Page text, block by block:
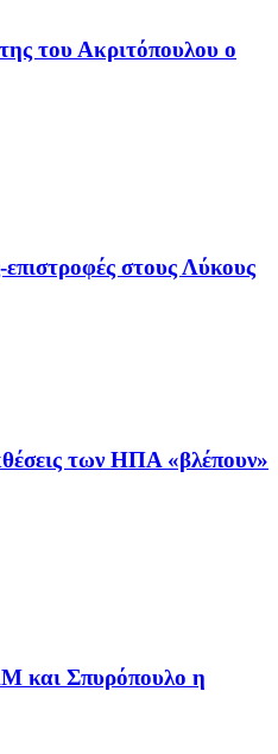
του Ακριτόπουλου ο
στους Λύκους
των ΗΠΑ «βλέπουν»
και Σπυρόπουλο η